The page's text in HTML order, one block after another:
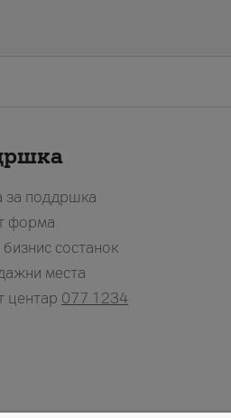
за поддршка
форма
состанок
места
центар 077 1234